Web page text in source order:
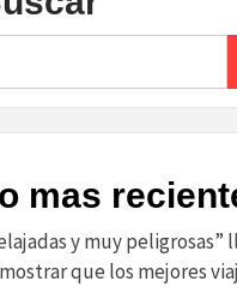
mas
y muy peligrosas”
que los mejores